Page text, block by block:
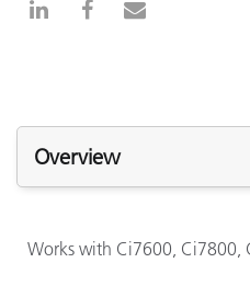
Overview
Works with Ci7600, Ci7800,